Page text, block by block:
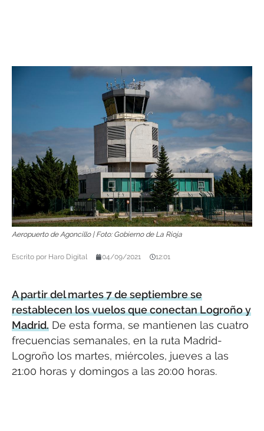
Aeropuerto de Agoncillo | Foto: Gobierno de La Rioja
Escrito por Haro Digital 04/09/2021 12:01
A partir del martes 7 de septiembre se
restablecen los vuelos que conectan Logroño y
Madrid. De esta forma, se mantienen las cuatro
frecuencias semanales, en la ruta Madrid-
Logroño los martes, miércoles, jueves a las
21:00 horas y domingos a las 20:00 horas.